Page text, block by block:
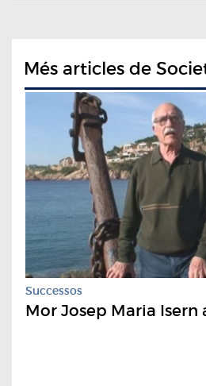
Més articles de
Successos
Mor Josep Maria Isern